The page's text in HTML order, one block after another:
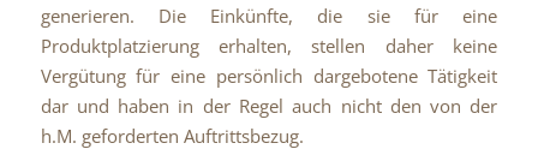
generieren. Die Einkünfte, die sie für eine
Produktplatzierung erhalten, stellen daher keine
Vergütung für eine persönlich dargebotene Tätigkeit
dar und haben in der Regel auch nicht den von der
h.M. geforderten Auftrittsbezug.